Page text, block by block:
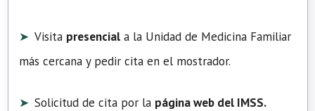
Visita presencial a la Unidad de Medicina Familiar
más cercana y pedir cita en el mostrador.
Solicitud de cita por la página web del IMSS.